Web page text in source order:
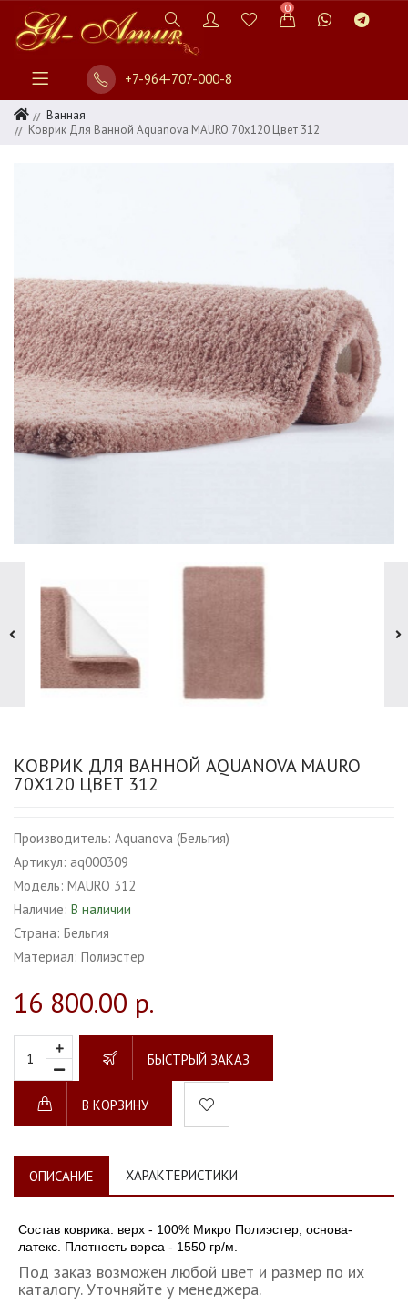
0
+7-964-707-000-8
Ванная
Коврик Для Ванной Aquanova MAURO 70x120 Цвет 312
КОВРИК ДЛЯ ВАННОЙ AQUANOVA MAURO
70X120 ЦВЕТ 312
Производитель: Aquanova (Бельгия)
Артикул: aq000309
Модель: MAURO 312
Наличие: В наличии
Страна: Бельгия
Материал: Полиэстер
16 800.00 р.
БЫСТРЫЙ ЗАКАЗ
В КОРЗИНУ
ОПИСАНИЕ ХАРАКТЕРИСТИКИ
Состав коврика: верх - 100% Микро Полиэстер, основа-
латекс. Плотность ворса - 1550 гр/м.
Под заказ возможен любой цвет и размер по их
каталогу. Уточняйте у менеджера.